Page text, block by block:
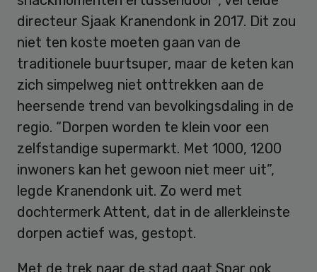
directeur Sjaak Kranendonk in 2017. Dit zou
niet ten koste moeten gaan van de
traditionele buurtsuper, maar de keten kan
zich simpelweg niet onttrekken aan de
heersende trend van bevolkingsdaling in de
regio. “Dorpen worden te klein voor een
zelfstandige supermarkt. Met 1000, 1200
inwoners kan het gewoon niet meer uit”,
legde Kranendonk uit. Zo werd met
dochtermerk Attent, dat in de allerkleinste
dorpen actief was, gestopt.